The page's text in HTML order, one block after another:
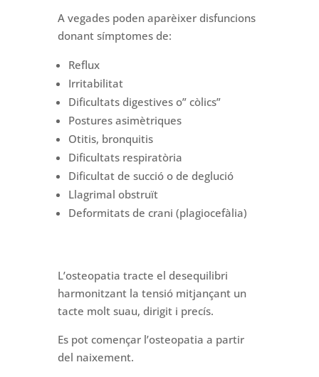
A vegades poden aparèixer disfuncions
donant símptomes de:
Reflux
Irritabilitat
Dificultats digestives o” còlics”
Postures asimètriques
Otitis, bronquitis
Dificultats respiratòria
Dificultat de succió o de deglució
Llagrimal obstruït
Deformitats de crani (plagiocefàlia)
L’osteopatia tracte el desequilibri
harmonitzant la tensió mitjançant un
tacte molt suau, dirigit i precís.
Es pot començar l’osteopatia a partir
del naixement.